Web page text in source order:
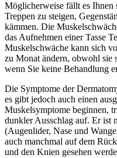
Möglicherweise fällt es Ihnen
Treppen zu steigen,
kämmen. Die
das Aufnehmen einer Tasse
Muskelschwäche kann sich
zu Monat ändern, obwohl sie
wenn Sie keine Behandlung
Die Symptome der
es gibt jedoch auch einen
Muskelsymptome beginnen,
dunkler Ausschlag auf. Er ist
(Augenlider, Nase und
auch manchmal auf dem
und den Knien gesehen